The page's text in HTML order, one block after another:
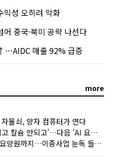
성 오히려 악화
중국·북미 공략 나선다
매출 92% 급증
more
물쇠, 양자 컴퓨터가 연다
'마그네슘 되고 칼슘 안되고'…다음 'AI 요약' 갈 길은
테마파크에 요양원까지…이종사업 눈독 들이는 게임사